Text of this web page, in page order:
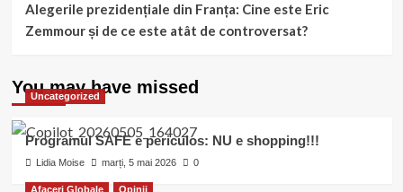
Alegerile prezidențiale din Franța: Cine este Eric
Zemmour și de ce este atât de controversat?
You may have missed
Uncategorized
Programul SAFE e periculos: NU e shopping!!!
Lidia Moise marți, 5 mai 2026 0
Afaceri Globale Opinii